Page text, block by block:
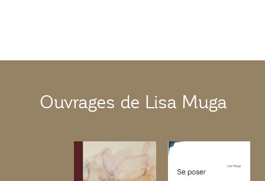
Ouvrages de Lisa Muga